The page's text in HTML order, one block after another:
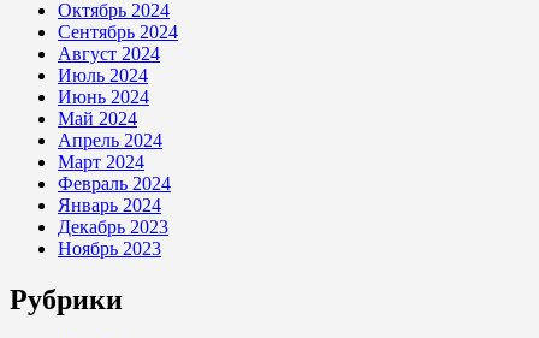
Октябрь 2024
Сентябрь 2024
Август 2024
Июль 2024
Июнь 2024
Май 2024
Апрель 2024
Март 2024
Февраль 2024
Январь 2024
Декабрь 2023
Ноябрь 2023
Рубрики